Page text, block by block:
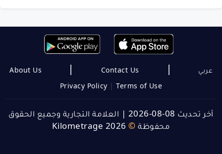
عربي |
About Us |
Contact Us
Privacy Policy |Terms of Use
أخر تحديث 08-08-2026 | العلامة التجارية وجميع الحقوق
محفوظة ©
Kilometrage 2026